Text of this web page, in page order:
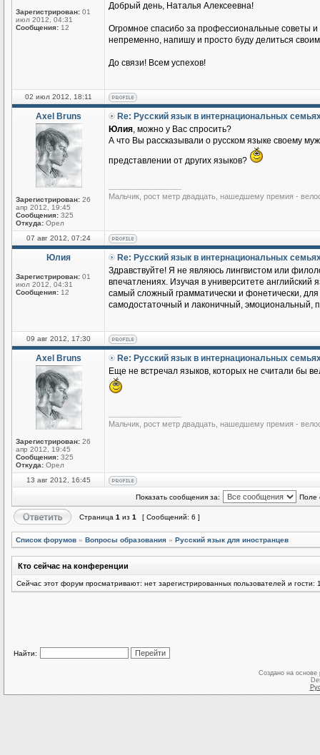
Зарегистрирован: 01
июл 2012, 04:31
Сообщения: 12
Добрый день, Наталья Алексеевна!
Огромное спасибо за профессиональные советы
непременно, напишу и просто буду делиться
До связи! Всем успехов!
02 июл 2012, 18:11
Axel Bruns
Зарегистрирован: 26
апр 2012, 19:45
Сообщения: 325
Откуда: Орел
Re: Русский язык в интернациональных
Юлия, можно у Вас спросить?
А что Вы рассказывали о русском языке своему
представлении от других языков?
Мальчик, рост метр двадцать, нашедшему премия -
07 авг 2012, 07:24
Юлия
Зарегистрирован: 01
июл 2012, 04:31
Сообщения: 12
Re: Русский язык в интернациональных
Здравствуйте! Я не являюсь лингвистом или
впечатлениях. Изучая в университете английский
самый сложный грамматически и фонетически, для
самодостаточный и лаконичный, эмоциональный,
09 авг 2012, 17:30
Axel Bruns
Зарегистрирован: 26
апр 2012, 19:45
Сообщения: 325
Откуда: Орел
Re: Русский язык в интернациональных
Еще не встречал языков, которых не считали бы
Мальчик, рост метр двадцать, нашедшему премия -
13 авг 2012, 16:45
Показать сообщения за: Поле
Страница 1 из 1 [ Сообщений: 6 ]
Список форумов » Вопросы образования » Русский язык для иностранцев
Кто сейчас на конференции
Сейчас этот форум просматривают: нет зарегистрированных пользователей и гости:
Найти:
Создано на основе